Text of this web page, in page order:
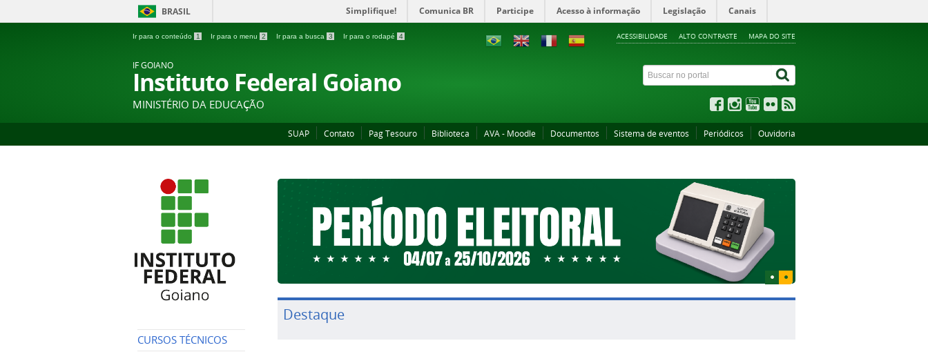
BRASIL Simplifique! Comunica BR Participe Acesso à informação Legislação Canais
Ir para o conteúdo 1 Ir para o menu 2 Ir para a busca 3 Ir para o rodapé 4 ACESSIBILIDADE ALTO CONTRASTE MAPA DO SITE
IF GOIANO
Instituto Federal Goiano
MINISTÉRIO DA EDUCAÇÃO
SUAP Contato Pag Tesouro Biblioteca AVA - Moodle Documentos Sistema de eventos Periódicos Ouvidoria
CURSOS TÉCNICOS
Destaque